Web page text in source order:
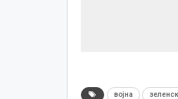
војна